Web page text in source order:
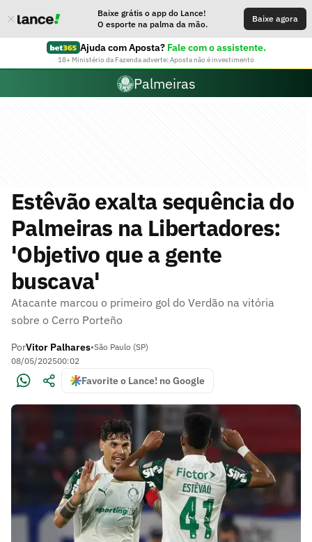
Baixe grátis o app do Lance!
O esporte na palma da mão.
Baixe agora
Ajuda com Aposta? Fale com o assistente.
18+ Ministério da Fazenda adverte: Aposta não é investimento
Palmeiras
Estêvão exalta sequência do
Palmeiras na Libertadores:
'Objetivo que a gente
buscava'
Atacante marcou o primeiro gol do Verdão na vitória
sobre o Cerro Porteño
PorVitor Palhares•São Paulo (SP)
08/05/202500:02
Favorite o Lance! no Google